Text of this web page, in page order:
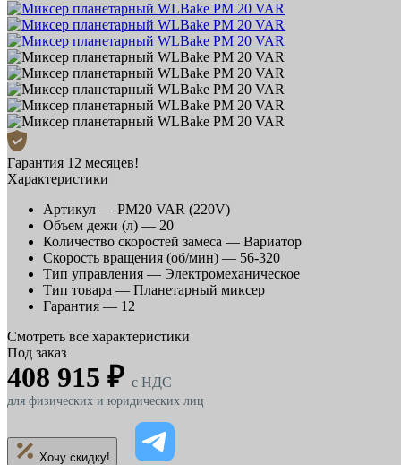
Гарантия 12 месяцев!
Характеристики
Артикул — PM20 VAR (220V)
Объем дежи (л) — 20
Количество скоростей замеса — Вариатор
Скорость вращения (об/мин) — 56-320
Тип управления — Электромеханическое
Тип товара — Планетарный миксер
Гарантия — 12
Смотреть все характеристики
Под заказ
408 915 ₽ c НДС
для физических и юридических лиц
Хочу скидку!